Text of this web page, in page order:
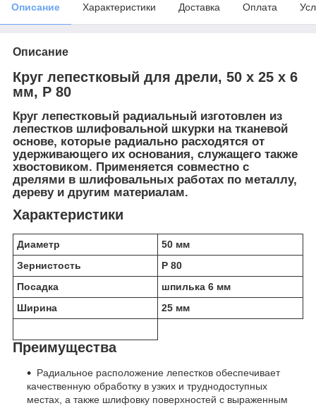
Описание Характеристики Доставка Оплата
Описание
Круг лепестковый для дрели, 50 х 25 х 6
мм, P 80
Круг лепестковый радиальный изготовлен из
лепестков шлифовальной шкурки на тканевой
основе, которые радиально расходятся от
удерживающего их основания, служащего также
хвостовиком. Применяется совместно с
дрелями в шлифовальных работах по металлу,
дереву и другим материалам.
Характеристики
Диаметр
50 мм
Зернистость
P 80
Посадка
шпилька 6 мм
Ширина
25 мм
Преимущества
Радиальное расположение лепестков обеспечивает
качественную обработку в узких и труднодоступных
местах, а также шлифовку поверхностей с выраженным